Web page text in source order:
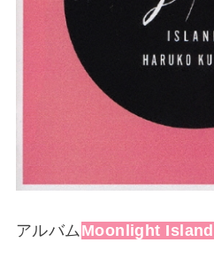
アルバム Moonlight Island